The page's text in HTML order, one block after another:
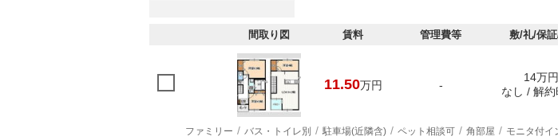
間取り図 賃料 管理費等 敷/礼/保
11.50万円 -
14万
なし / 解
ファミリー バス・トイレ別 駐車場(近隣含) ペット相談可 角部屋 モニタ付イ